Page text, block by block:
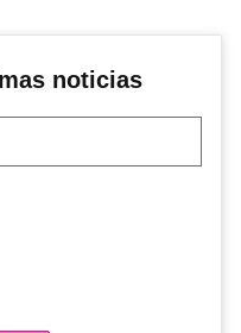
noticias